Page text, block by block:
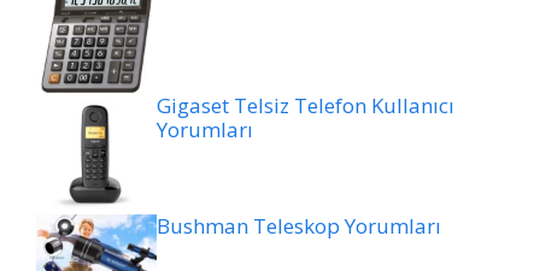
Gigaset Telsiz Telefon Kullanıcı
Yorumları
Bushman Teleskop Yorumları